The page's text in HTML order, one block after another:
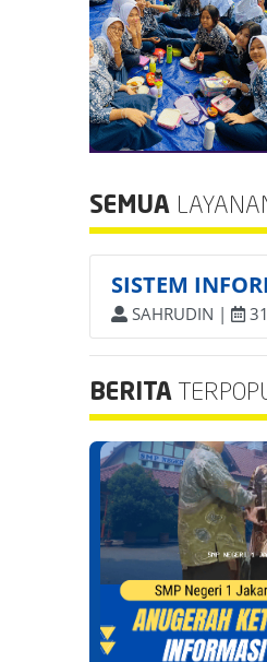
SEMUA
SISTEM
SAHRUDIN |
BERITA